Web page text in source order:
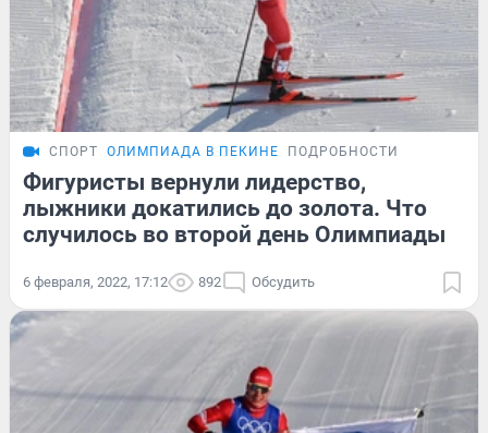
СПОРТ ОЛИМПИАДА В ПЕКИНЕ ПОДРОБНОСТИ
Фигуристы вернули лидерство,
лыжники докатились до золота. Что
случилось во второй день Олимпиады
6 февраля, 2022, 17:12 892 Обсудить